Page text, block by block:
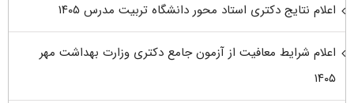
اعلام نتایج دکتری استاد محور دانشگاه تربیت مدرس ۱۴۰۵
اعلام شرایط معافیت از آزمون جامع دکتری وزارت بهداشت مهر
۱۴۰۵